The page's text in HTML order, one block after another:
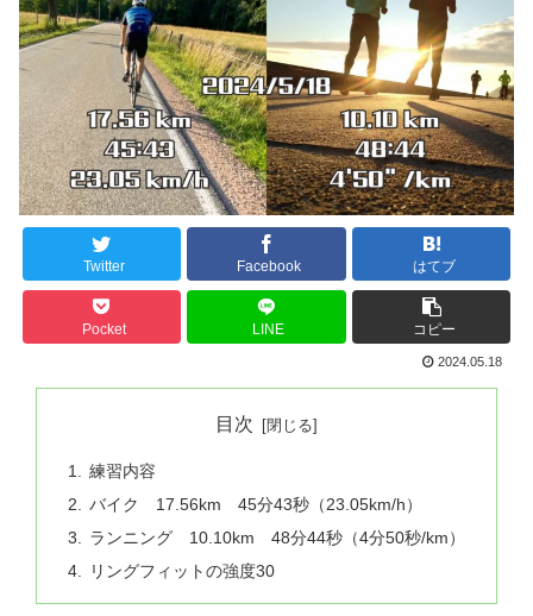
Twitter Facebook はてブ
Pocket LINE コピー
2024.05.18
目次
練習内容
バイク 17.56km 45分43秒（23.05km/h）
ランニング 10.10km 48分44秒（4分50秒/km）
リングフィットの強度30